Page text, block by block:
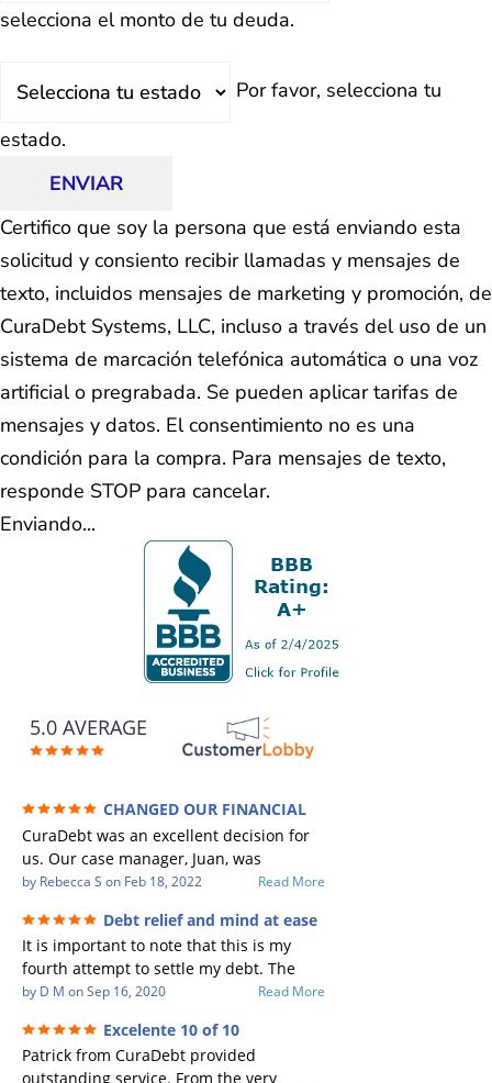
selecciona el monto de tu deuda.
Por favor, selecciona tu
estado.
ENVIAR
Certifico que soy la persona que está enviando esta
solicitud y consiento recibir llamadas y mensajes de
texto, incluidos mensajes de marketing y promoción, de
CuraDebt Systems, LLC, incluso a través del uso de un
sistema de marcación telefónica automática o una voz
artificial o pregrabada. Se pueden aplicar tarifas de
mensajes y datos. El consentimiento no es una
condición para la compra. Para mensajes de texto,
responde STOP para cancelar.
Enviando...
5.0 AVERAGE
CHANGED OUR FINANCIAL
FUTURE (credit 200 Points / 90 K in debt
GONE)
CuraDebt was an excellent decision for
us. Our case manager, Juan, was
incredible to work with. He and Julio
Every communication was quickly
responded to and all of our questions
were answered. We were able to clear
up in excess of 90 K in debt in a few
years with a manageable payment.
CuraDebt gave us the opportunity to
start over and do things the right way.
by Rebecca S on Feb 18, 2022 Read More
Debt relief and mind at ease
It is important to note that this is my
fourth attempt to settle my debt. The
first debt settlement company gave me
a debtor listing me as a charge off on my
credit report, even though they are paid
by D M onSep 16, 2020 Read More
Excelente 10 of 10
Patrick from CuraDebt provided
outstanding service. From the very